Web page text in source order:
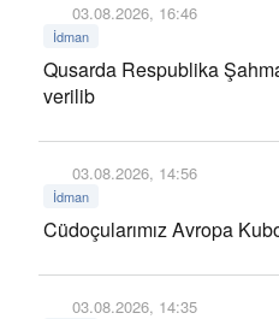
03.08.2026, 16:46
İdman
Qusarda Respublika
verilib
03.08.2026, 14:56
İdman
Cüdoçularımız Avropa
03.08.2026, 14:35